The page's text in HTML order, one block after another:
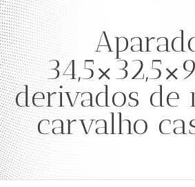
derivados de
carvalho